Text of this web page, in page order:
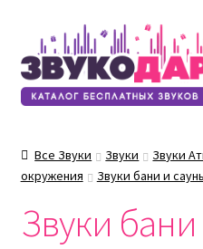
Перейти
к
навигации
Перейти
к
содержимому
Все Звуки Звуки
Звуки
окружения
Звуки бани и
Звуки